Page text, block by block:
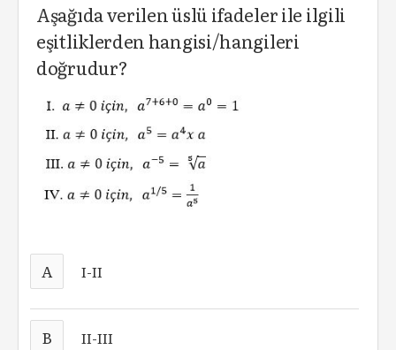
Aşağıda verilen üslü ifadeler ile ilgili
eşitliklerden hangisi/hangileri
doğrudur?
A I-II
B II-III